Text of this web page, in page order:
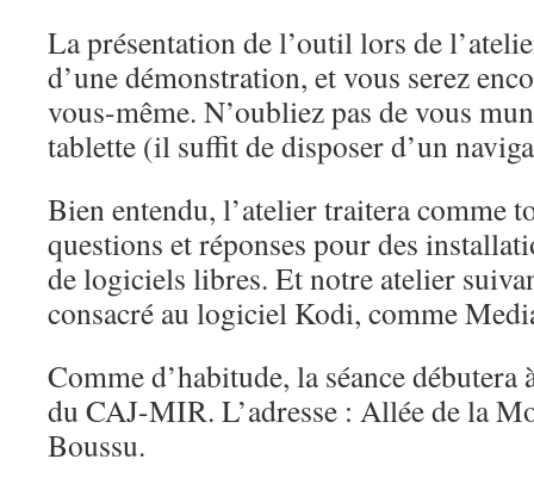
La présentation de l’outil lors de
d’une démonstration, et vous serez
vous-même. N’oubliez pas de vous
tablette (il suffit de disposer d’un
Bien entendu, l’atelier traitera comme
questions et réponses pour des
de logiciels libres. Et notre atelier
consacré au logiciel Kodi, comme
Comme d’habitude, la séance débutera
du CAJ-MIR. L’adresse : Allée de la
Boussu.